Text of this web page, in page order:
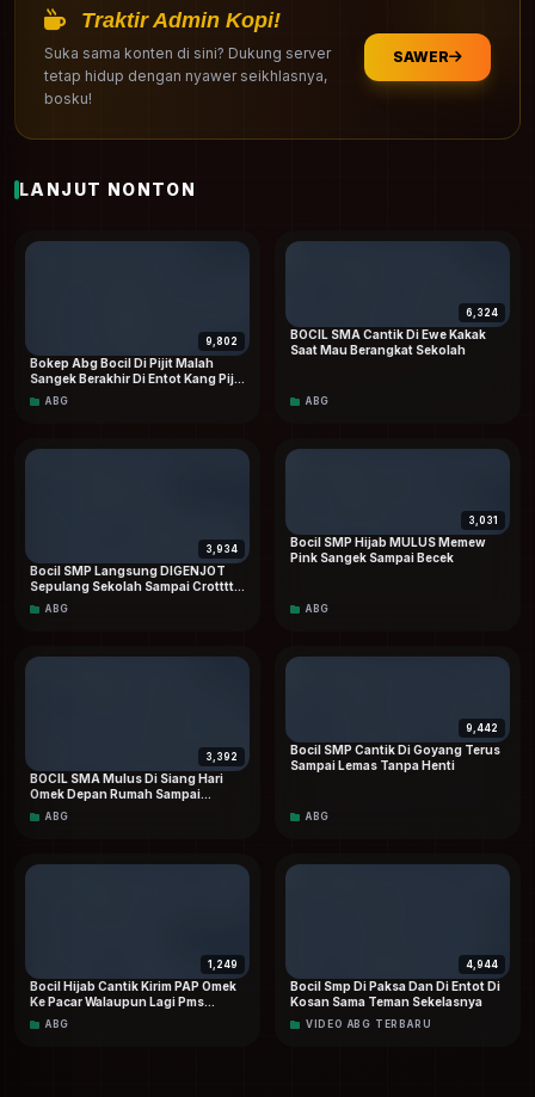
Bawa keseruan bioskop Di Rumah! TontonBocil SMP
Ganas Gk Mau Berhenti Minta Di Genjot Terus 1080p
sangat tajam di ARSIPBOCILDOOD.COM. Update harian,
bebas tanpa VPN.
Traktir Admin Kopi!
Suka sama konten di sini? Dukung server
tetap hidup dengan nyawer seikhlasnya,
bosku!
SAWER
LANJUT NONTON
9,802
Bokep Abg Bocil Di Pijit Malah
Sangek Berakhir Di Entot Kang Pijit
Doodstream
ABG
6,324
BOCIL SMA Cantik Di Ewe Kakak
Saat Mau Berangkat Sekolah
ABG
3,934
Bocil SMP Langsung DIGENJOT
Sepulang Sekolah Sampai Crotttt
Dalam Terbaru Dood
ABG
3,031
Bocil SMP Hijab MULUS Memew
Pink Sangek Sampai Becek
ABG
3,392
BOCIL SMA Mulus Di Siang Hari
Omek Depan Rumah Sampai
Mancur HD
ABG
9,442
Bocil SMP Cantik Di Goyang Terus
Sampai Lemas Tanpa Henti
ABG
1,249
Bocil Hijab Cantik Kirim PAP Omek
Ke Pacar Walaupun Lagi Pms
Terbaru
ABG
4,944
Bocil Smp Di Paksa Dan Di Entot Di
Kosan Sama Teman Sekelasnya
VIDEO ABG TERBARU